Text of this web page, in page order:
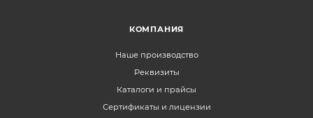
КОМПАНИЯ
Наше производство
Реквизиты
Каталоги и прайсы
Сертификаты и лицензии